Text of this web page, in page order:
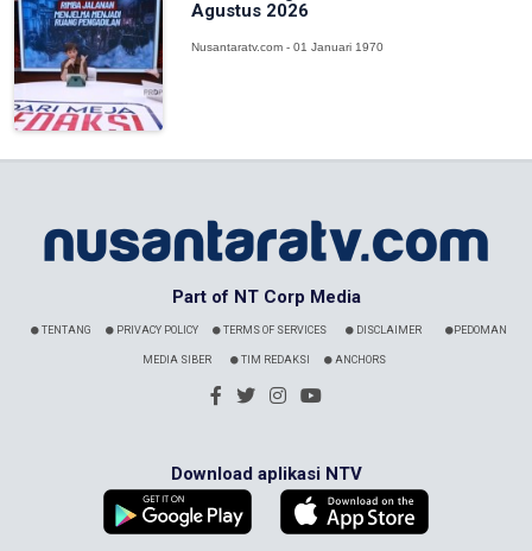
Agustus 2026
Nusantaratv.com - 01 Januari 1970
Part of NT Corp Media
TENTANG PRIVACY POLICY TERMS OF SERVICES DISCLAIMER PEDOMAN
MEDIA SIBER TIM REDAKSI ANCHORS
Download aplikasi NTV